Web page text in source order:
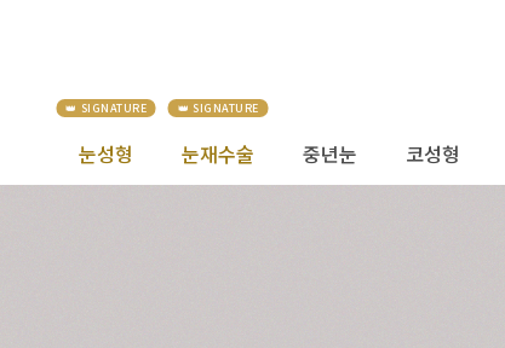
눈성형 눈재수술 중년눈 코성형